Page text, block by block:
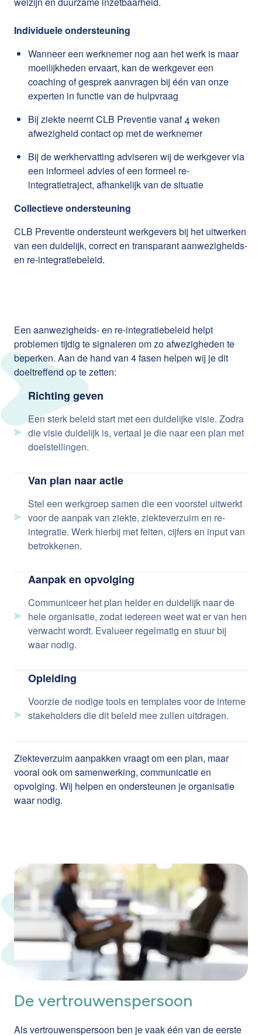
Individuele ondersteuning
Wanneer een werknemer nog aan het werk is maar
moeilijkheden ervaart, kan de werkgever een
coaching of gesprek aanvragen bij één van onze
experten in functie van de hulpvraag
Bij ziekte neemt CLB Preventie vanaf 4 weken
afwezigheid contact op met de werknemer
Bij de werkhervatting adviseren wij de werkgever via
een informeel advies of een formeel re-
integratietraject, afhankelijk van de situatie
Collectieve ondersteuning
CLB Preventie ondersteunt werkgevers bij het uitwerken
van een duidelijk, correct en transparant aanwezigheids-
en re-integratiebeleid.
Een aanwezigheids- en re-integratiebeleid helpt
problemen tijdig te signaleren om zo afwezigheden te
beperken. Aan de hand van 4 fasen helpen wij je dit
doeltreffend op te zetten:
Richting geven
Een sterk beleid start met een duidelijke visie. Zodra
die visie duidelijk is, vertaal je die naar een plan met
doelstellingen.
Van plan naar actie
Stel een werkgroep samen die een voorstel uitwerkt
voor de aanpak van ziekte, ziekteverzuim en re-
integratie. Werk hierbij met feiten, cijfers en input van
betrokkenen.
Aanpak en opvolging
Communiceer het plan helder en duidelijk naar de
hele organisatie, zodat iedereen weet wat er van hen
verwacht wordt. Evalueer regelmatig en stuur bij
waar nodig.
Opleiding
Voorzie de nodige tools en templates voor de interne
stakeholders die dit beleid mee zullen uitdragen.
Ziekteverzuim aanpakken vraagt om een plan, maar
vooral ook om samenwerking, communicatie en
opvolging. Wij helpen en ondersteunen je organisatie
waar nodig.
De vertrouwenspersoon
Als vertrouwenspersoon ben je vaak één van de eerste